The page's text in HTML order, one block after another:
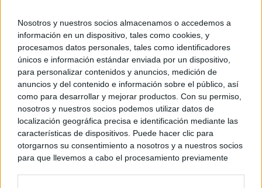
Nosotros y nuestros socios almacenamos o accedemos a
información en un dispositivo, tales como cookies, y
procesamos datos personales, tales como identificadores
únicos e información estándar enviada por un dispositivo,
para personalizar contenidos y anuncios, medición de
anuncios y del contenido e información sobre el público, así
como para desarrollar y mejorar productos. Con su permiso,
nosotros y nuestros socios podemos utilizar datos de
localización geográfica precisa e identificación mediante las
características de dispositivos. Puede hacer clic para
otorgarnos su consentimiento a nosotros y a nuestros socios
para que llevemos a cabo el procesamiento previamente
WhatsApp,
un nuevo cruce
15 de agosto
© Kiosko.net Aviso Legal Privacidad y Cookies